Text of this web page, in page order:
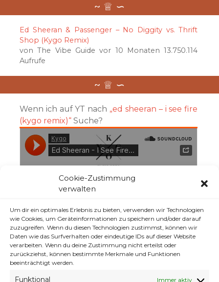
Cookie-Zustimmung
verwalten
Um dir ein optimales Erlebnis zu bieten, verwenden wir Technologien
wie Cookies, um Geräteinformationen zu speichern und/oder darauf
zuzugreifen. Wenn du diesen Technologien zustimmst, können wir
Daten wie das Surfverhalten oder eindeutige IDs auf dieser Website
verarbeiten. Wenn du deine Zustimmung nicht erteilst oder
zurückziehst, können bestimmte Merkmale und Funktionen
beeinträchtigt werden.
Funktional Immer aktiv
Ed Sheeran & Passenger – No Diggity vs. Thrift
Shop (Kygo Remix)
von The Vibe Guide vor 10 Monaten 13.750.114
Aufrufe
Wenn ich auf YT nach „ed sheeran – i see fire
(kygo remix)“ Suche?